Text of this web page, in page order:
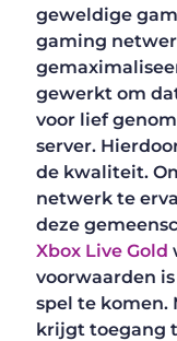
geweldige
gaming
gewerkt om
voor lief
server.
de kwaliteit.
netwerk te
deze
Xbox Live Gold
voorwaarden
spel te komen.
krijgt toegang